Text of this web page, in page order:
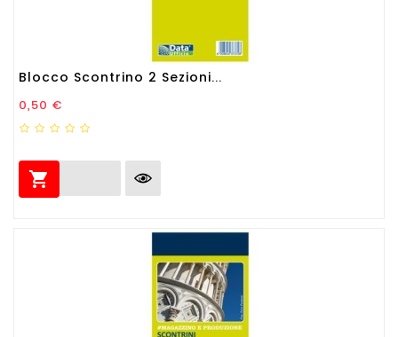
Blocco Scontrino 2 Sezioni...
Prezzo
0,50 €
